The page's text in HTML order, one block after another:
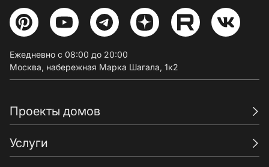
Проекты домов
Услуги
Ежедневно с 08:00 до 20:00
Москва, набережная Марка Шагала, 1к2